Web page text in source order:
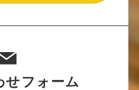
せフォーム